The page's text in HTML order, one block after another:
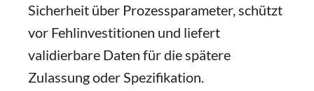
Sicherheit über Prozessparameter, schützt
vor Fehlinvestitionen und liefert
validierbare Daten für die spätere
Zulassung oder Spezifikation.